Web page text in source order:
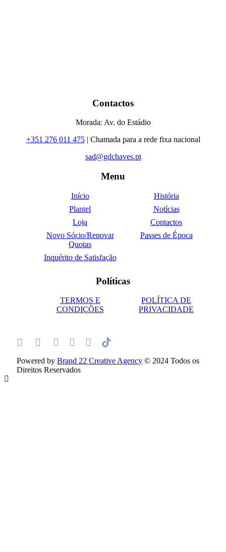
Contactos
Morada: Av. do Estádio
+351 276 011 475| Chamada para a rede fixa nacional
sad@gdchaves.pt
Menu
Início
História
Plantel
Notícias
Loja
Contactos
Novo Sócio/Renovar
Quotas
Passes de Época
Inquérito de Satisfação
Políticas
TERMOS E
CONDIÇÕES
POLÍTICA DE
PRIVACIDADE
Powered by Brand 22 Creative Agency © 2024 Todos os
Direitos Reservados